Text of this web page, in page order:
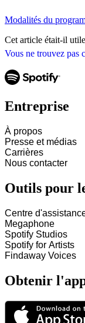
Vous ne trouvez pas
Modalités du
Cet article était-il
Entreprise
À propos
Presse et médias
Carrières
Nous contacter
Outils pour
Centre
Megaphone
Spotify Studios
Spotify for Artists
Findaway Voices
Obtenir